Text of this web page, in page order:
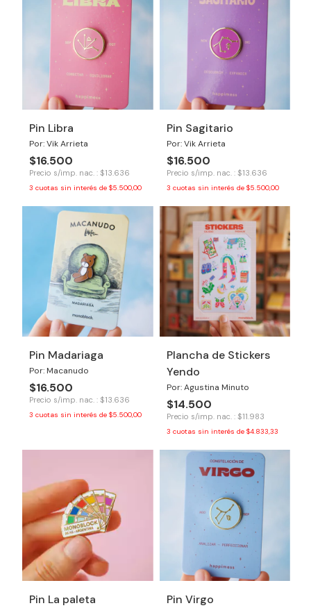
Pin Libra
Por: Vik Arrieta
$16.500
Precio s/imp. nac. : $13.636
3 cuotas sin interés de $5.500,00
Pin Sagitario
Por: Vik Arrieta
$16.500
Precio s/imp. nac. : $13.636
3 cuotas sin interés de $5.500,00
Pin Madariaga
Por: Macanudo
$16.500
Precio s/imp. nac. : $13.636
3 cuotas sin interés de $5.500,00
Plancha de Stickers
Yendo
Por: Agustina Minuto
$14.500
Precio s/imp. nac. : $11.983
3 cuotas sin interés de $4.833,33
Pin La paleta Pin Virgo